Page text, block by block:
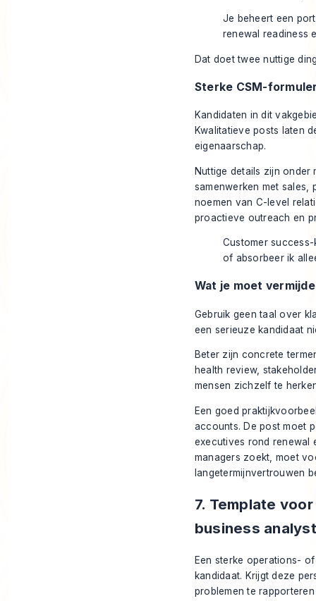
Je beheert een
renewal readiness
Dat doet twee nuttige
Sterke CSM-
Kandidaten in dit
Kwalitatieve posts laten
eigenaarschap.
Nuttige details zijn
samenwerken met
noemen van C-level
proactieve outreach en
Customer
of absorbeer ik
Wat je moet
Gebruik geen taal over
een serieuze kandidaat
Beter zijn concrete
health review,
mensen zichzelf te
Een goed
accounts. De post moet
executives rond renewal
managers zoekt, moet
langetermijnvertrouwen
7. Template
business analyst
Een sterke operations-
kandidaat. Krijgt deze
problemen te